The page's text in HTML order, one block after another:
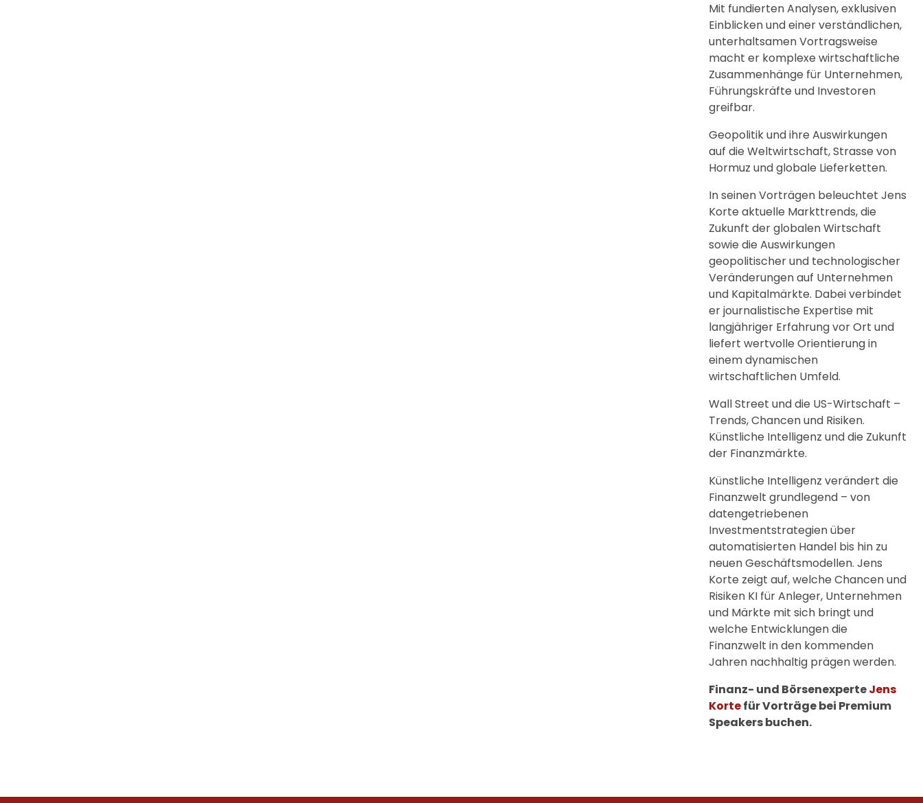
Mit fundierten Analysen, exklusiven
Einblicken und einer verständlichen,
unterhaltsamen Vortragsweise
macht er komplexe wirtschaftliche
Zusammenhänge für Unternehmen,
Führungskräfte und Investoren
greifbar.
Geopolitik und ihre Auswirkungen
auf die Weltwirtschaft, Strasse von
Hormuz und globale Lieferketten.
In seinen Vorträgen beleuchtet Jens
Korte aktuelle Markttrends, die
Zukunft der globalen Wirtschaft
sowie die Auswirkungen
geopolitischer und technologischer
Veränderungen auf Unternehmen
und Kapitalmärkte. Dabei verbindet
er journalistische Expertise mit
langjähriger Erfahrung vor Ort und
liefert wertvolle Orientierung in
einem dynamischen
wirtschaftlichen Umfeld.
Wall Street und die US-Wirtschaft –
Trends, Chancen und Risiken.
Künstliche Intelligenz und die Zukunft
der Finanzmärkte.
Künstliche Intelligenz verändert die
Finanzwelt grundlegend – von
datengetriebenen
Investmentstrategien über
automatisierten Handel bis hin zu
neuen Geschäftsmodellen. Jens
Korte zeigt auf, welche Chancen und
Risiken KI für Anleger, Unternehmen
und Märkte mit sich bringt und
welche Entwicklungen die
Finanzwelt in den kommenden
Jahren nachhaltig prägen werden.
Finanz- und BörsenexperteJens
Kortefür Vorträge bei Premium
Speakers buchen.